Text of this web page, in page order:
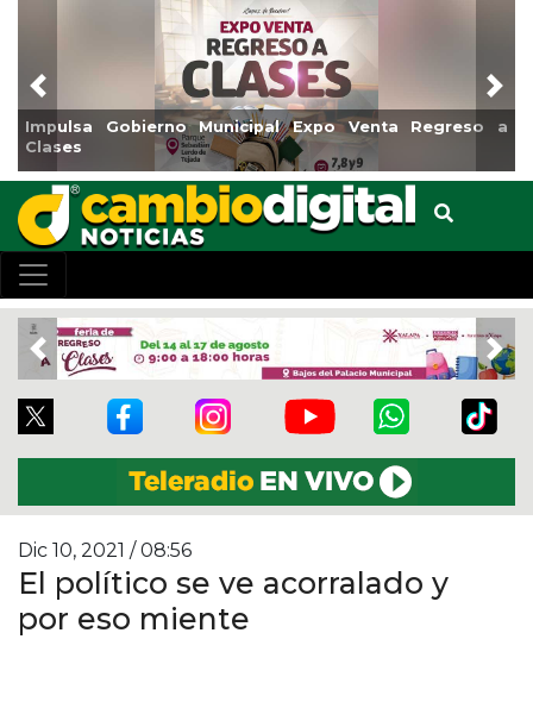
Impulsa Gobierno Municipal Expo Venta Regreso a
Clases
Previous
Previous
Dic 10, 2021 / 08:56
El político se ve acorralado y
por eso miente